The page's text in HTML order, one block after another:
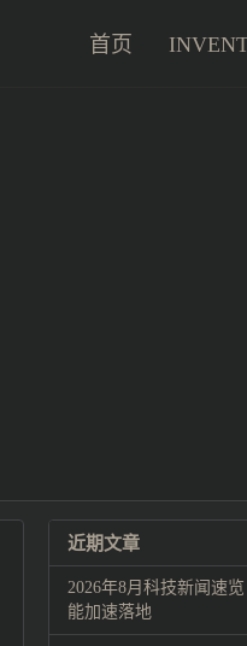
首页
近期文章
2026年8月科技新闻速
能加速落地